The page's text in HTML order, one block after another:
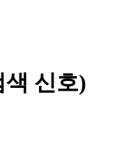
색 신호)